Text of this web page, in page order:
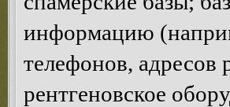
информацию
телефонов, адресов
рентгеновское